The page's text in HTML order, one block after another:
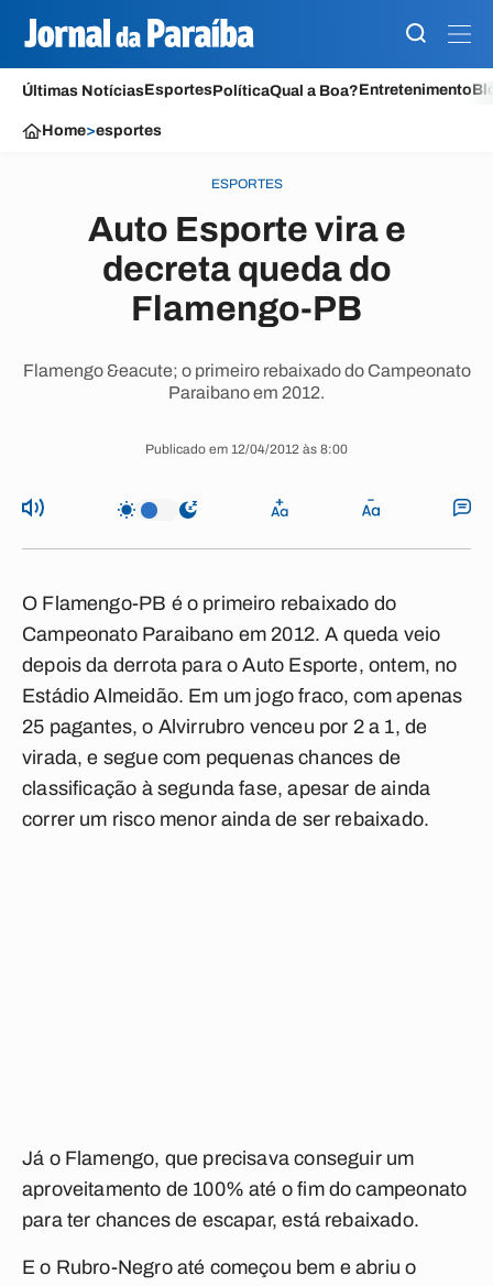
Últimas NotíciasEsportesPolíticaQual a Boa?Entretenimento
Home>esportes
ESPORTES
Auto Esporte vira e
decreta queda do
Flamengo-PB
Flamengo &eacute; o primeiro rebaixado do Campeonato
Paraibano em 2012.
Publicado em 12/04/2012 às 8:00
O Flamengo-PB é o primeiro rebaixado do
Campeonato Paraibano em 2012. A queda veio
depois da derrota para o Auto Esporte, ontem, no
Estádio Almeidão. Em um jogo fraco, com apenas
25 pagantes, o Alvirrubro venceu por 2 a 1, de
virada, e segue com pequenas chances de
classificação à segunda fase, apesar de ainda
correr um risco menor ainda de ser rebaixado.
Já o Flamengo, que precisava conseguir um
aproveitamento de 100% até o fim do campeonato
para ter chances de escapar, está rebaixado.
E o Rubro-Negro até começou bem e abriu o